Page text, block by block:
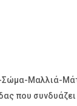
Σώμα-Μαλλιά-
που